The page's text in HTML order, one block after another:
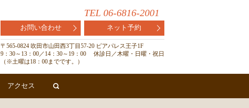
TEL 06-6816-2001
お問い合わせ ネット予約
〒565-0824 吹田市山田西3丁目57-20 ピアパレス王子1F
9：30～13：00／14：30～19：00 休診日／木曜・日曜・祝日
（※土曜は18：00までです。）
アクセス